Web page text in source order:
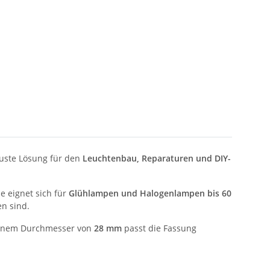
Lösung für den Leuchtenbau, Reparaturen und DIY-
eignet sich für Glühlampen und Halogenlampen bis 60
sind.
Durchmesser von 28 mm passt die Fassung